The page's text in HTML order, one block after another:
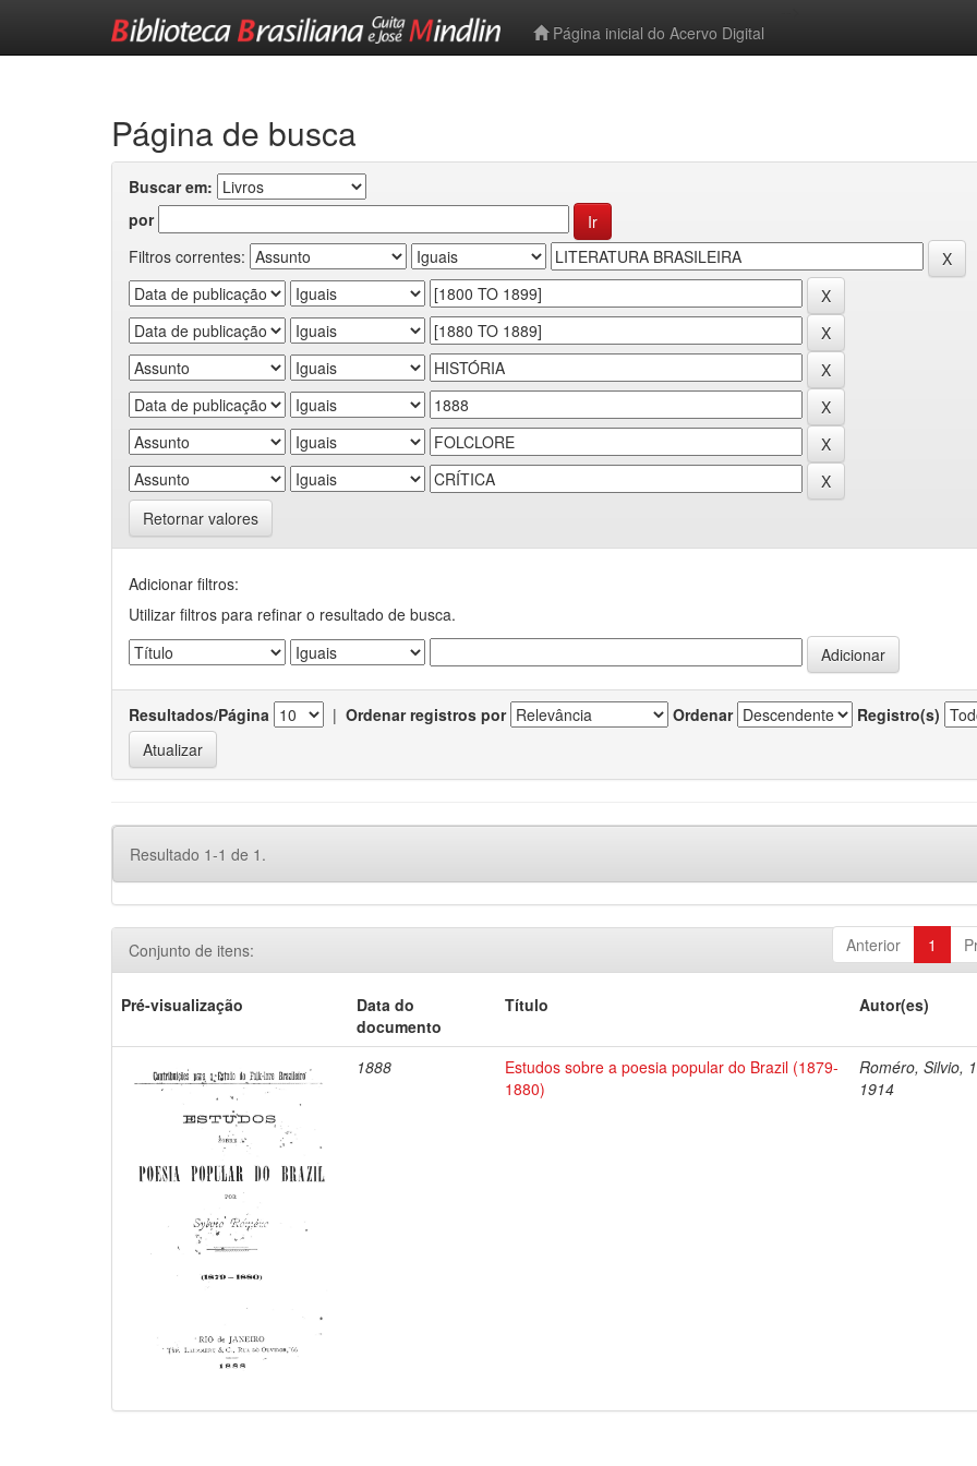
Página inicial do Acervo Digital
Página de busca
Buscar em:
por
Filtros correntes:
Retornar valores
Adicionar filtros:
Utilizar filtros para refinar o resultado de busca.
Resultados/Página | Ordenar registros por Ordenar Registro(s)
Resultado 1-1 de 1.
Anterior 1
Conjunto de itens:
Pré-visualização
Data do
documento
Título Autor(es)
1888
Estudos sobre a poesia popular do Brazil (1879-
1880)
Roméro, Silvio,
1914